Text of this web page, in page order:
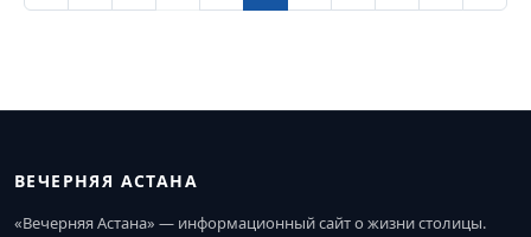
ВЕЧЕРНЯЯ АСТАНА
«Вечерняя Астана» — информационный сайт о жизни столицы.